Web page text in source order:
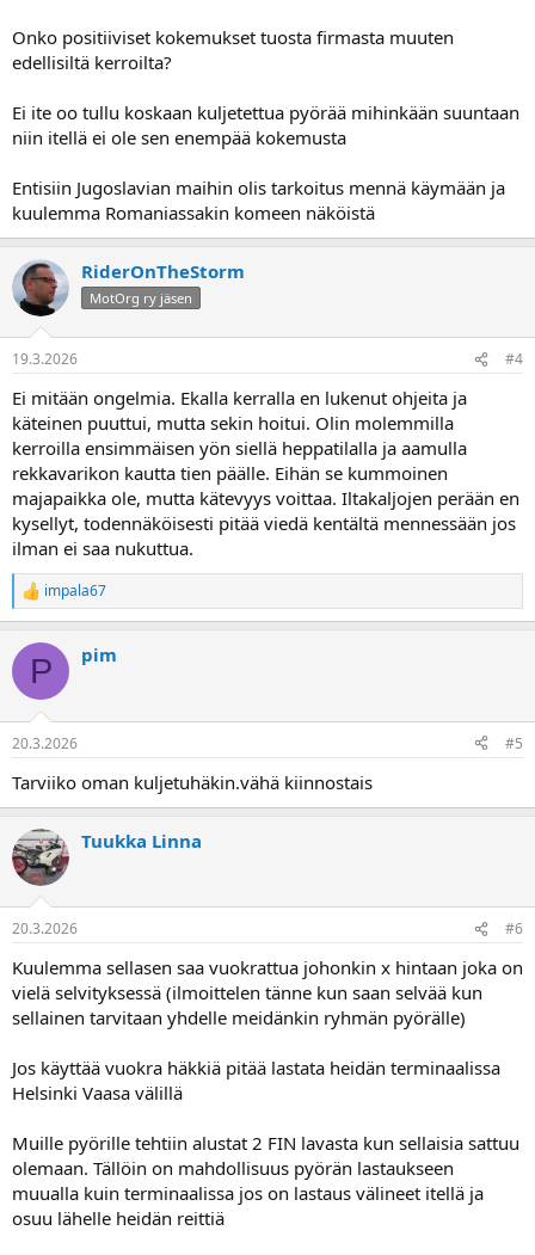
Onko positiiviset kokemukset tuosta firmasta muuten
edellisiltä kerroilta?
Ei ite oo tullu koskaan kuljetettua pyörää mihinkään suuntaan
niin itellä ei ole sen enempää kokemusta
Entisiin Jugoslavian maihin olis tarkoitus mennä käymään ja
kuulemma Romaniassakin komeen näköistä
RiderOnTheStorm
MotOrg ry jäsen
19.3.2026 #4
Ei mitään ongelmia. Ekalla kerralla en lukenut ohjeita ja
käteinen puuttui, mutta sekin hoitui. Olin molemmilla
kerroilla ensimmäisen yön siellä heppatilalla ja aamulla
rekkavarikon kautta tien päälle. Eihän se kummoinen
majapaikka ole, mutta kätevyys voittaa. Iltakaljojen perään en
kysellyt, todennäköisesti pitää viedä kentältä mennessään jos
ilman ei saa nukuttua.
R
e
k
i
:
impala67
P pim
20.3.2026 #5
Tarviiko oman kuljetuhäkin.vähä kiinnostais
Tuukka Linna
20.3.2026 #6
Kuulemma sellasen saa vuokrattua johonkin x hintaan joka on
vielä selvityksessä (ilmoittelen tänne kun saan selvää kun
sellainen tarvitaan yhdelle meidänkin ryhmän pyörälle)
Jos käyttää vuokra häkkiä pitää lastata heidän terminaalissa
Helsinki Vaasa välillä
Muille pyörille tehtiin alustat 2 FIN lavasta kun sellaisia sattuu
olemaan. Tällöin on mahdollisuus pyörän lastaukseen
muualla kuin terminaalissa jos on lastaus välineet itellä ja
osuu lähelle heidän reittiä